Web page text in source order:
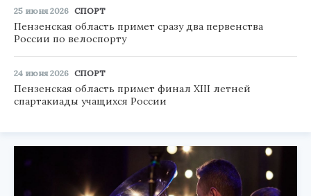
25 июня 2026 СПОРТ
Пензенская область примет сразу два первенства
России по велоспорту
24 июня 2026 СПОРТ
Пензенская область примет финал XIII летней
спартакиады учащихся России